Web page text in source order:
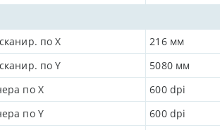
по X 216 мм
по Y
5080 мм
по Х
600 dpi
по Y
600 dpi